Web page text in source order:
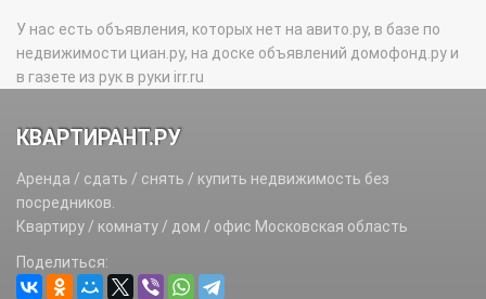
У нас есть объявления, которых нет на авито.ру, в базе по
недвижимости циан.ру, на доске объявлений домофонд.ру и
в газете из рук в руки irr.ru
КВАРТИРАНТ.РУ
Аренда / сдать / снять / купить недвижимость без
посредников.
Квартиру / комнату / дом / офис Московская область
Поделиться: